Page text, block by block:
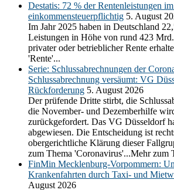
Destatis: 72 % der Rentenleistungen
einkommensteuerpflichtig 5. August
Im Jahr 2025 haben in Deutschland
Leistungen in Höhe von rund 423
privater oder betrieblicher Rente
'Rente'...
Serie: Schlussabrechnungen der
Schlussabrechnung versäumt: VG
Rückforderung 5. August 2026
Der prüfende Dritte stirbt, die
die November- und Dezemberhilfe
zurückgefordert. Das VG Düsseldorf
abgewiesen. Die Entscheidung ist
obergerichtliche Klärung dieser
zum Thema 'Coronavirus'...Mehr zum
FinMin Mecklenburg-Vorpommern:
Krankenfahrten durch Taxi- und
August 2026